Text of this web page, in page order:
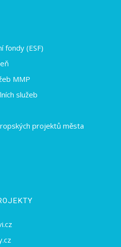
fondy (ESF)
MMP
služeb
projektů města